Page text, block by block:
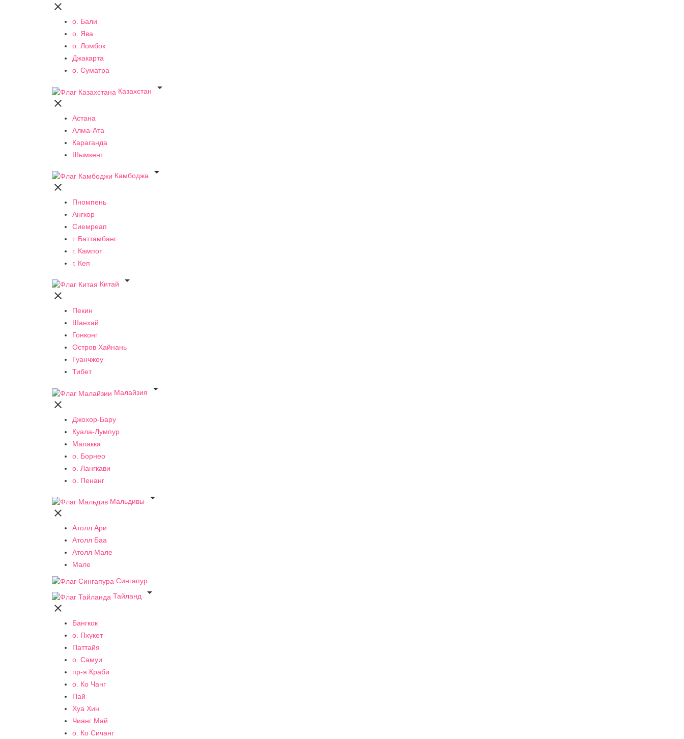

о. Бали
о. Ява
о. Ломбок
Джакарта
о. Суматра
Казахстан


Астана
Алма-Ата
Караганда
Шымкент
Камбоджа


Пномпень
Ангкор
Сиемреап
г. Баттамбанг
г. Кампот
г. Кеп
Китай


Пекин
Шанхай
Гонконг
Остров Хайнань
Гуанчжоу
Тибет
Малайзия


Джохор-Бару
Куала-Лумпур
Малакка
о. Борнео
о. Лангкави
о. Пенанг
Мальдивы


Атолл Ари
Атолл Баа
Атолл Мале
Мале
Сингапур
Тайланд


Бангкок
о. Пхукет
Паттайя
о. Самуи
пр-я Краби
о. Ко Чанг
Пай
Хуа Хин
Чианг Май
о. Ко Сичанг